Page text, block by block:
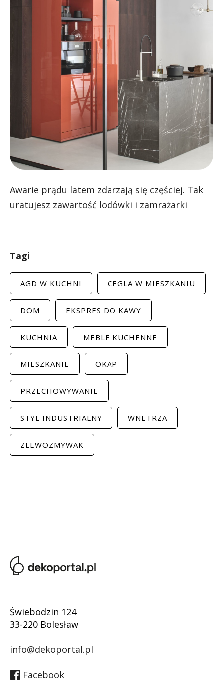
Awarie prądu latem zdarzają się częściej. Tak
uratujesz zawartość lodówki i zamrażarki
Tagi
AGD W KUCHNI CEGLA W MIESZKANIU
DOM EKSPRES DO KAWY
KUCHNIA MEBLE KUCHENNE
MIESZKANIE OKAP
PRZECHOWYWANIE
STYL INDUSTRIALNY WNETRZA
ZLEWOZMYWAK
Świebodzin 124
33-220 Bolesław
info@dekoportal.pl
Facebook